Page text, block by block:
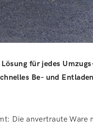
für jedes
Be- und
Die anvertraute Ware